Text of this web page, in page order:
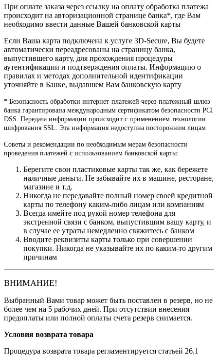
При оплате заказа через ссылку на оплату обработка платежа
происходит на авторизационной странице банка*, где Вам
необходимо ввести данные Вашей банковской карты
Если Ваша карта подключена к услуге 3D-Secure, Вы будете
автоматически переадресованы на страницу банка,
выпустившего карту, для прохождения процедуры
аутентификации и подтверждения оплаты. Информацию о
правилах и методах дополнительной идентификации
уточняйте в Банке, выдавшем Вам банковскую карту
* Безопасность обработки интернет-платежей через платежный шлюз
банка гарантирована международным сертификатом безопасности PCI
DSS. Передача информации происходит с применением технологии
шифрования SSL. Эта информация недоступна посторонним лицам
Советы и рекомендации по необходимым мерам безопасности
проведения платежей с использованием банковской карты:
Берегите свои пластиковые карты так же, как бережете
наличные деньги. Не забывайте их в машине, ресторане,
магазине и т.д.
Никогда не передавайте полный номер своей кредитной
карты по телефону каким-либо лицам или компаниям
Всегда имейте под рукой номер телефона для
экстренной связи с банком, выпустившим вашу карту, и
в случае ее утраты немедленно свяжитесь с банком
Вводите реквизиты карты только при совершении
покупки. Никогда не указывайте их по каким-то другим
причинам
ВНИМАНИЕ!
Выбранный Вами товар может быть поставлен в резерв, но не
более чем на 5 рабочих дней. При отсутствии внесения
предоплаты или полной оплаты счета резерв снимается.
Условия возврата товара
Процедура возврата товара регламентируется статьей 26.1